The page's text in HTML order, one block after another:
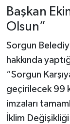
Başkan
Olsun”
Sorgun
hakkında
“Sorgun
geçirilecek 99
imzaları
İklim